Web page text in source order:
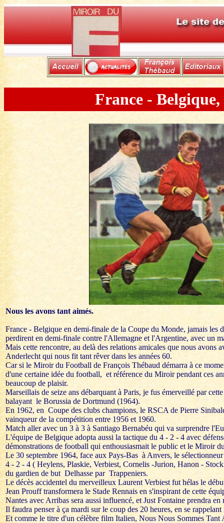
France - Belgique,
Nous les avons tant aimés.
France - Belgique en demi-finale de la Coupe du Monde, jamais les
perdirent en demi-finale contre l'Allemagne et l'Argentine, avec un
Mais cette rencontre, au delà des relations amicales que nous avons
Anderlecht qui nous fit tant rêver dans les années 60.
Car si le Miroir du Football de François Thébaud démarra à ce
d'une certaine idée du football, et référence du Miroir pendant ces
beaucoup de plaisir.
Marseillais de seize ans débarquant à Paris, je fus émerveillé par
balayant le Borussia de Dortmund (1964).
En 1962, en Coupe des clubs champions, le RSCA de Pierre
vainqueur de la compétition entre 1956 et 1960.
Match aller avec un 3 à 3 à Santiago Bernabéu qui va surprendre
L'équipe de Belgique adopta aussi la tactique du 4 - 2 - 4 avec
démonstrations de football qui enthousiasmait le public et le Miroir
Le 30 septembre 1964, face aux Pays-Bas à Anvers, le
4 - 2 - 4 ( Heylens, Plaskie, Verbiest, Cornelis -Jurion, Hanon -
du gardien de but Delhasse par Trappeniers.
Le décès accidentel du merveilleux Laurent Verbiest fut hélas le
Jean Prouff transformera le Stade Rennais en s'inspirant de cette
Nantes avec Arribas sera aussi influencé, et Just Fontaine prendra
Il faudra penser à ça mardi sur le coup des 20 heures, en se rappelant
Et comme le titre d'un célèbre film Italien, Nous Nous Sommes Tant